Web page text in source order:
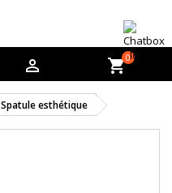
 shopping_cart0
Spatule esthétique